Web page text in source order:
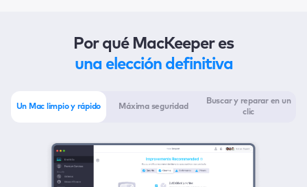
Por qué MacKeeper es
una elección definitiva
Un Mac limpio y rápido Máxima seguridad
Buscar y reparar en un
clic